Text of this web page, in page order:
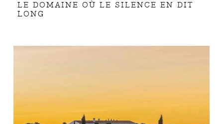
LE DOMAINE OÙ LE SILENCE EN DIT
LONG